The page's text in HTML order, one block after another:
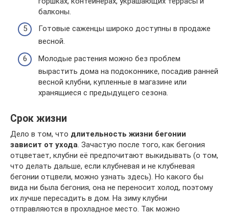
балконы.
Готовые саженцы широко доступны в продаже
весной.
Молодые растения можно без проблем
вырастить дома на подоконнике, посадив ранней
весной клубни, купленные в магазине или
хранящиеся с предыдущего сезона.
Срок жизни
Дело в том, что длительность жизни бегонии
зависит от ухода. Зачастую после того, как бегония
отцветает, клубни её предпочитают выкидывать (о том,
что делать дальше, если клубневая и не клубневая
бегонии отцвели, можно узнать здесь). Но какого бы
вида ни была бегония, она не переносит холод, поэтому
их лучше пересадить в дом. На зиму клубни
отправляются в прохладное место. Так можно